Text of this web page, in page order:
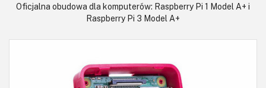
Oficjalna obudowa dla komputerów: Raspberry Pi 1 Model A+ i
Raspberry Pi 3 Model A+